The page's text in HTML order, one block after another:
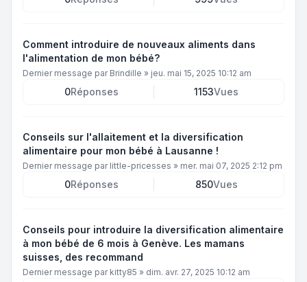
Comment introduire de nouveaux aliments dans
l'alimentation de mon bébé?
Dernier message par Brindille » jeu. mai 15, 2025 10:12 am
0Réponses 1153Vues
Conseils sur l'allaitement et la diversification
alimentaire pour mon bébé à Lausanne !
Dernier message par little-pricesses » mer. mai 07, 2025 2:12 pm
0Réponses 850Vues
Conseils pour introduire la diversification alimentaire
à mon bébé de 6 mois à Genève. Les mamans
suisses, des recommand
Dernier message par kitty85 » dim. avr. 27, 2025 10:12 am